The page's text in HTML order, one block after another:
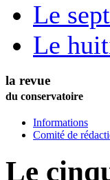
Le
Le
la revue
du conservatoire
Informations
Comité de
Le